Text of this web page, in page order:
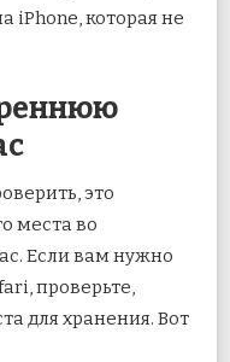
iPhone, которая не
это
места во
Если вам нужно
проверьте,
для хранения. Вот